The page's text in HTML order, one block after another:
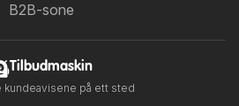
B2B-sone
Tilbudmaskin
kundeavisene på ett sted